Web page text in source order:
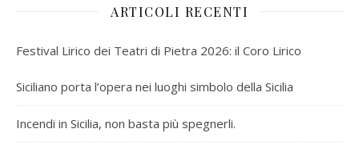
ARTICOLI RECENTI
Festival Lirico dei Teatri di Pietra 2026: il Coro Lirico
Siciliano porta l’opera nei luoghi simbolo della Sicilia
Incendi in Sicilia, non basta più spegnerli.